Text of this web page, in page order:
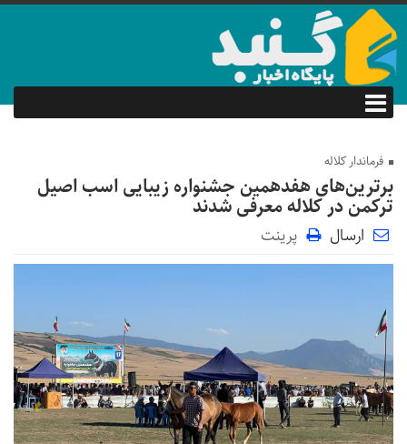
فرماندار کلاله
برترین‌های هفدهمین جشنواره زیبایی اسب اصیل
ترکمن در کلاله معرفی شدند
ارسال پرینت